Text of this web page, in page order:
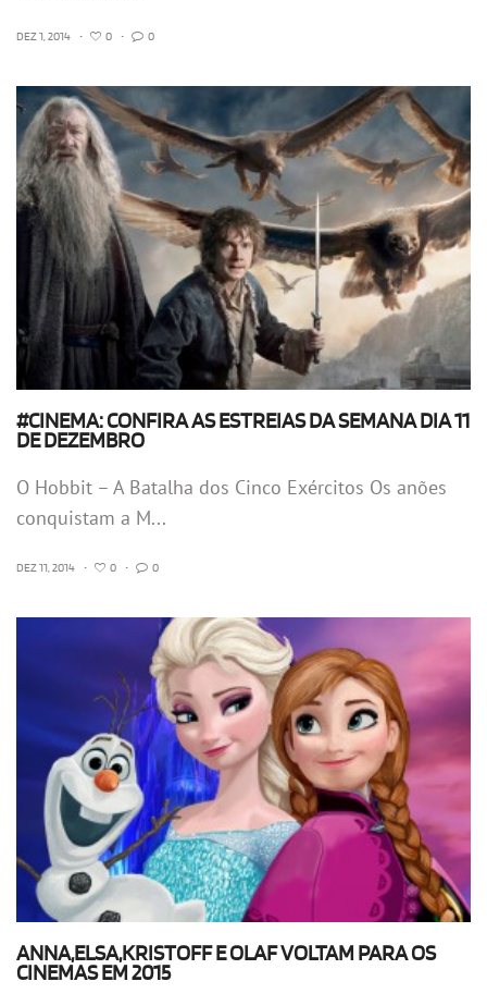
DEZ 1, 2014 • 0 • 0
#CINEMA: CONFIRA AS ESTREIAS DA SEMANA DIA 11
DE DEZEMBRO
O Hobbit – A Batalha dos Cinco Exércitos Os anões
conquistam a M...
DEZ 11, 2014 • 0 • 0
ANNA,ELSA,KRISTOFF E OLAF VOLTAM PARA OS
CINEMAS EM 2015